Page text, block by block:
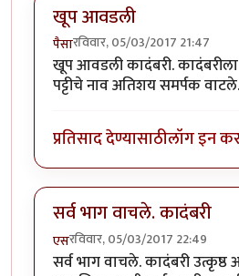
खूप आवडली
पैसारविवार, 05/03/2017 21:47
खूप आवडली कादंबरी.
पट्टीचे नाव अतिशय समर्पक वाटले.
प्रतिसाद देण्यासाठीलॉग इन
सर्व भाग वाचले. कादंबरी
एसरविवार, 05/03/2017 22:49
सर्व भाग वाचले. कादंबरी